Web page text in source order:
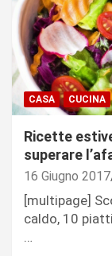
CASA CUCINA
Ricette
superare
16 Giugno 2017
[multipage]
caldo, 10
…